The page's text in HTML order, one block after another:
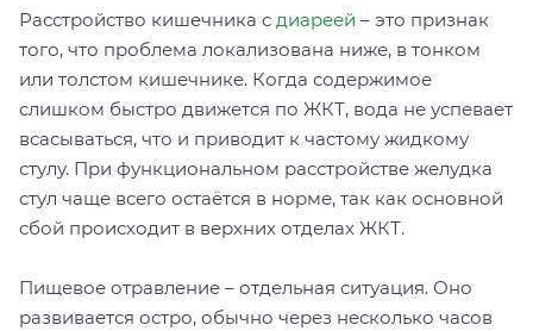
Расстройство кишечника с диареей – это признак
того, что проблема локализована ниже, в тонком
или толстом кишечнике. Когда содержимое
слишком быстро движется по ЖКТ, вода не успевает
всасываться, что и приводит к частому жидкому
стулу. При функциональном расстройстве желудка
стул чаще всего остаётся в норме, так как основной
сбой происходит в верхних отделах ЖКТ.
Пищевое отравление – отдельная ситуация. Оно
развивается остро, обычно через несколько часов